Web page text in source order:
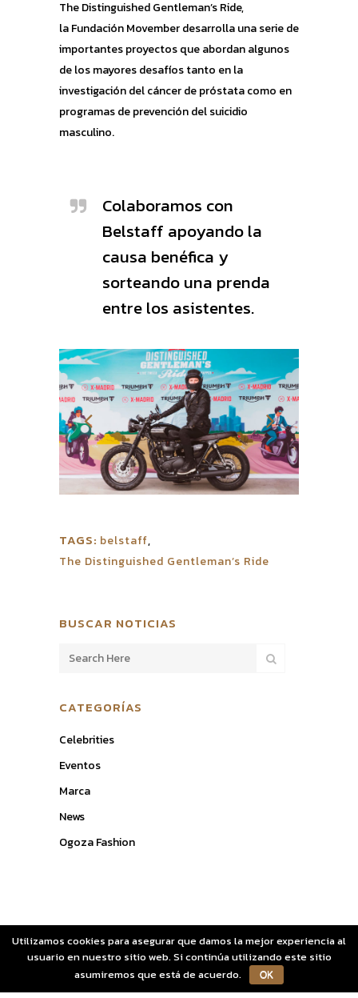
The Distinguished Gentleman’s Ride,
la Fundación Movember desarrolla una serie de
importantes proyectos que abordan algunos
de los mayores desafíos tanto en la
investigación del cáncer de próstata como en
programas de prevención del suicidio
masculino.
Colaboramos con
Belstaff apoyando la
causa benéfica y
sorteando una prenda
entre los asistentes.
TAGS: belstaff,
The Distinguished Gentleman’s Ride
BUSCAR NOTICIAS
CATEGORÍAS
Celebrities
Eventos
Marca
News
Ogoza Fashion
Utilizamos cookies para asegurar que damos la mejor experiencia al
usuario en nuestro sitio web. Si continúa utilizando este sitio
asumiremos que está de acuerdo.
OK